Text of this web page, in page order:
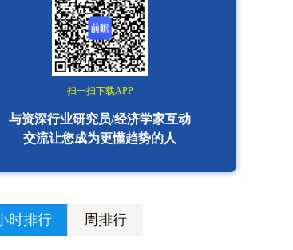
扫一扫下载APP
与资深行业研究员/经济学家互动
交流让您成为更懂趋势的人
时排行 周排行